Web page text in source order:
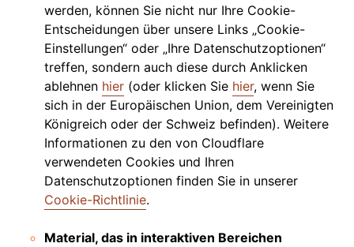
werden, können Sie nicht nur Ihre Cookie-
Entscheidungen über unsere Links „Cookie-
Einstellungen“ oder „Ihre Datenschutzoptionen“
treffen, sondern auch diese durch Anklicken
ablehnen hier (oder klicken Sie hier, wenn Sie
sich in der Europäischen Union, dem Vereinigten
Königreich oder der Schweiz befinden). Weitere
Informationen zu den von Cloudflare
verwendeten Cookies und Ihren
Datenschutzoptionen finden Sie in unserer
Cookie-Richtlinie.
Material, das in interaktiven Bereichen